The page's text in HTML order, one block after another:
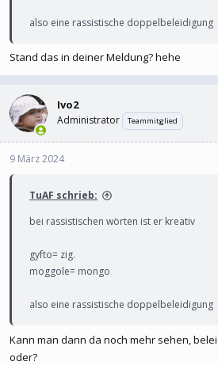
also eine rassistische doppelbeleidigung
Stand das in deiner Meldung? hehe
Ivo2
Administrator Teammitglied
9 März 2024
TuAF schrieb:
bei rassistischen wörten ist er kreativ
gyfto= zig.
moggole= mongo
also eine rassistische doppelbeleidigung
Kann man dann da noch mehr sehen,
oder?